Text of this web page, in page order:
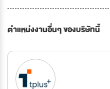
ตำแหน่งงานอื่นๆ ของบริษัทนี้